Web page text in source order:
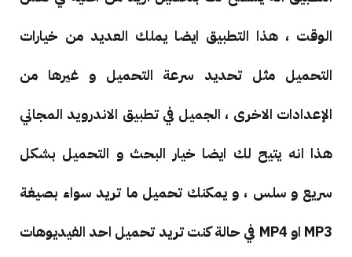
الوقت ، هذا التطبيق ايضا يملك العديد من خيارات
التحميل مثل تحديد سرعة التحميل و غيرها من
الإعدادات الاخرى ، الجميل في تطبيق الاندرويد المجاني
هذا انه يتيح لك ايضا خيار البحث و التحميل بشكل
سريع و سلس ، و يمكنك تحميل ما تريد سواء بصيغة
MP3 او MP4 في حالة كنت تريد تحميل احد الفيديوهات